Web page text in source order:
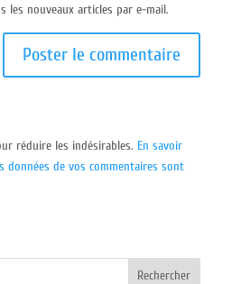
les nouveaux articles par e-mail.
réduire les indésirables. En savoir
données de vos commentaires sont